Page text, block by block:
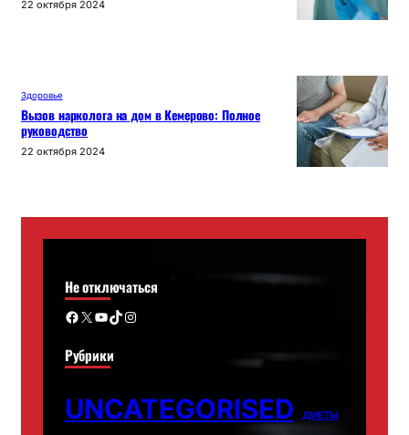
22 октября 2024
Здоровье
Вызов нарколога на дом в Кемерово: Полное
руководство
22 октября 2024
Не отключаться
Facebook X YouTube TikTok Instagram
Рубрики
UNCATEGORISED ДИЕТЫ